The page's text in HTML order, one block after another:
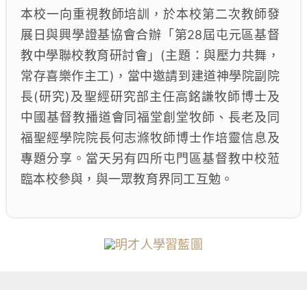
下載區
本校一向重視教師培訓，於本校第二次教師發
展日與興學證基協會合辦「第28屆屯元區基督
教中學聯校教育研討會」(主題：與壓力共舞，
常存喜樂作主工)，當中邀請到建道神學院副院
長(研究)及聖經研究部主任高銘謙牧師博士及
中國基督教播道會同福堂創堂牧師、長老及同
福聖經學院院長何志滌牧師博士作培靈信息及
專題分享。當天另有四所屯門區基督教中校蒞
臨本校參與，與一眾教育界同工互勉。